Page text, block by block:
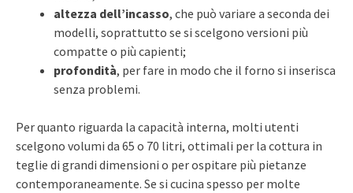
altezza dell’incasso, che può variare a seconda dei
modelli, soprattutto se si scelgono versioni più
compatte o più capienti;
profondità, per fare in modo che il forno si inserisca
senza problemi.
Per quanto riguarda la capacità interna, molti utenti
scelgono volumi da 65 o 70 litri, ottimali per la cottura in
teglie di grandi dimensioni o per ospitare più pietanze
contemporaneamente. Se si cucina spesso per molte